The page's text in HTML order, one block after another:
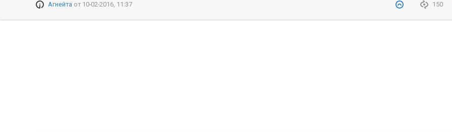
150
Агнейта от 10-02-2016, 11:37